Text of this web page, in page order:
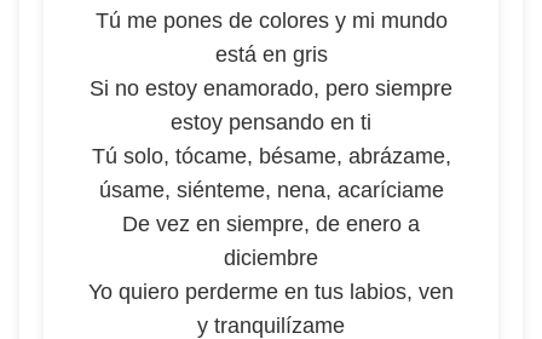
Tú me pones de colores y mi mundo
está en gris
Si no estoy enamorado, pero siempre
estoy pensando en ti
Tú solo, tócame, bésame, abrázame,
úsame, siénteme, nena, acaríciame
De vez en siempre, de enero a
diciembre
Yo quiero perderme en tus labios, ven
y tranquilízame